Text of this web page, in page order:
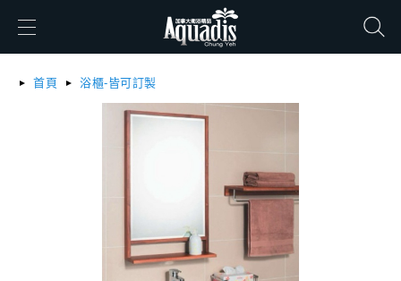
首頁 浴櫃-皆可訂製